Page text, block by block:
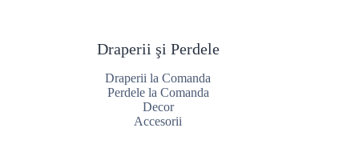
Draperii şi Perdele
Draperii la Comanda
Perdele la Comanda
Decor
Accesorii